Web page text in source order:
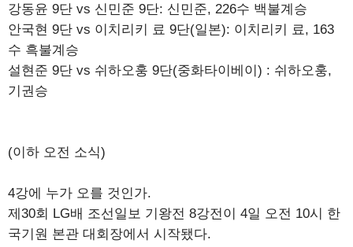
강동윤 9단 vs 신민준 9단: 신민준, 226수 백불계승
안국현 9단 vs 이치리키 료 9단(일본): 이치리키 료, 163
수 흑불계승
설현준 9단 vs 쉬하오훙 9단(중화타이베이) : 쉬하오훙,
기권승
(이하 오전 소식)
4강에 누가 오를 것인가.
제30회 LG배 조선일보 기왕전 8강전이 4일 오전 10시 한
국기원 본관 대회장에서 시작됐다.